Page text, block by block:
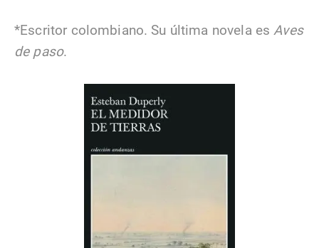
*Escritor colombiano. Su última novela es Aves
de paso.